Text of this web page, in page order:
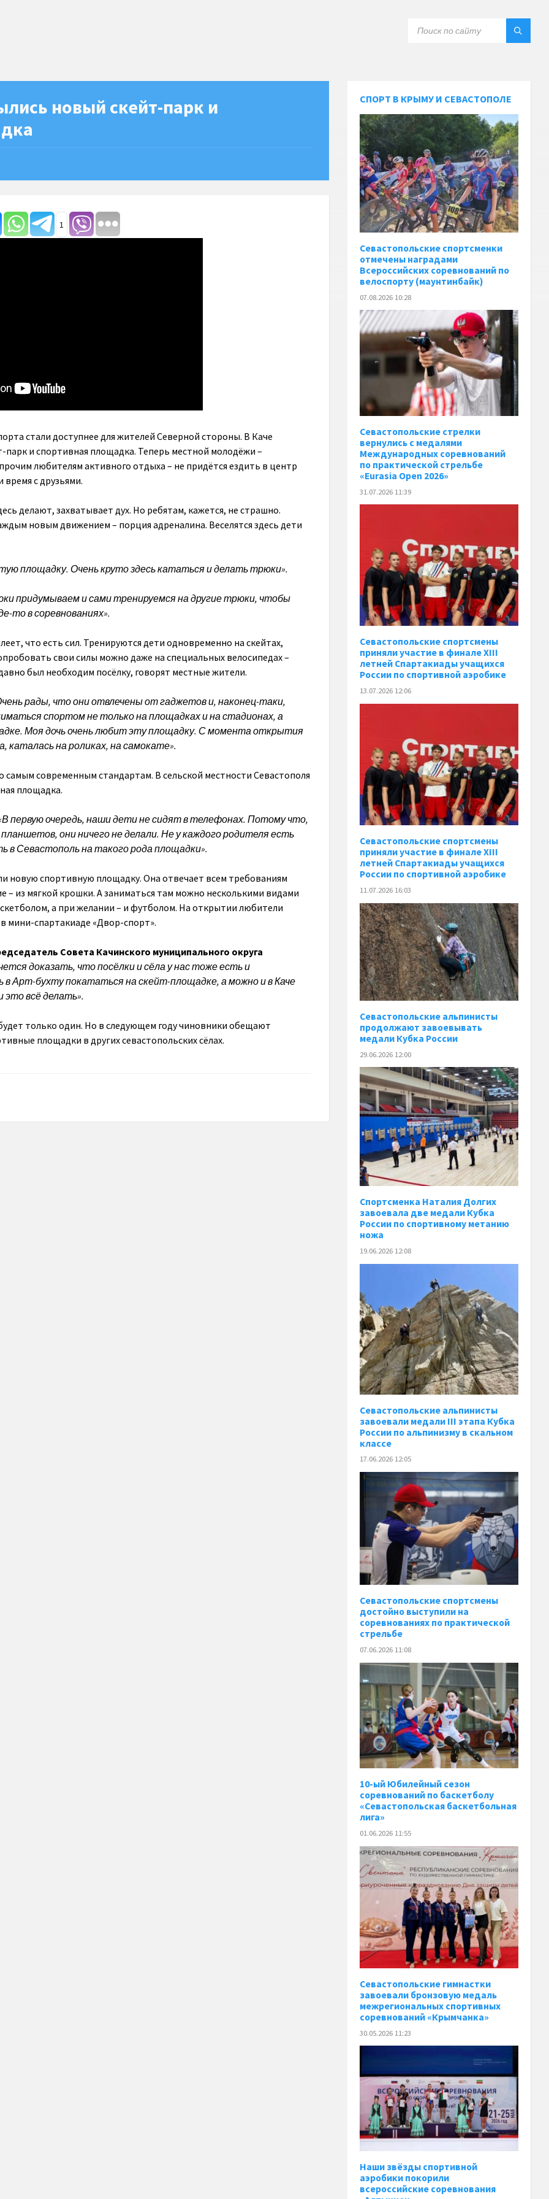
новый скейт-парк и
1
стали доступнее для жителей Северной стороны. В Каче
и спортивная площадка. Теперь местной молодёжи –
любителям активного отдыха – не придётся ездить в центр
с друзьями.
делают, захватывает дух. Но ребятам, кажется, не страшно.
новым движением – порция адреналина. Веселятся здесь дети
площадку. Очень круто здесь кататься и делать трюки».
придумываем и сами тренируемся на другие трюки, чтобы
то в соревнованиях».
что есть сил. Тренируются дети одновременно на скейтах,
свои силы можно даже на специальных велосипедах –
был необходим посёлку, говорят местные жители.
рады, что они отвлечены от гаджетов и, наконец-таки,
спортом не только на площадках и на стадионах, а
Моя дочь очень любит эту площадку. С момента открытия
каталась на роликах, на самокате».
самым современным стандартам. В сельской местности Севастополя
площадка.
первую очередь, наши дети не сидят в телефонах. Потому что,
они ничего не делали. Не у каждого родителя есть
в Севастополь на такого рода площадки».
новую спортивную площадку. Она отвечает всем требованиям
– из мягкой крошки. А заниматься там можно несколькими видами
а при желании – и футболом. На открытии любители
мини-спартакиаде «Двор-спорт».
Совета Качинского муниципального округа
доказать, что посёлки и сёла у нас тоже есть и
в Арт-бухту покататься на скейт-площадке, а можно и в Каче
всё делать».
только один. Но в следующем году чиновники обещают
площадки в других севастопольских сёлах.
СПОРТ В КРЫМУ И СЕВАСТОПОЛЕ
Севастопольские спортсменки
отмечены наградами
Всероссийских соревнований по
велоспорту (маунтинбайк)
07.08.2026 10:28
Севастопольские стрелки
вернулись с медалями
Международных соревнований
по практической стрельбе
«Eurasia Open 2026»
31.07.2026 11:39
Севастопольские спортсмены
приняли участие в финале XIII
летней Спартакиады учащихся
России по спортивной аэробике
13.07.2026 12:06
Севастопольские спортсмены
приняли участие в финале XIII
летней Спартакиады учащихся
России по спортивной аэробике
11.07.2026 16:03
Севастопольские альпинисты
продолжают завоевывать
медали Кубка России
29.06.2026 12:00
Спортсменка Наталия Долгих
завоевала две медали Кубка
России по спортивному метанию
ножа
19.06.2026 12:08
Севастопольские альпинисты
завоевали медали III этапа Кубка
России по альпинизму в скальном
классе
17.06.2026 12:05
Севастопольские спортсмены
достойно выступили на
соревнованиях по практической
стрельбе
07.06.2026 11:08
10-ый Юбилейный сезон
соревнований по баскетболу
«Севастопольская баскетбольная
лига»
01.06.2026 11:55
Севастопольские гимнастки
завоевали бронзовую медаль
межрегиональных спортивных
соревнований «Крымчанка»
30.05.2026 11:23
Наши звёзды спортивной
аэробики покорили
всероссийские соревнования